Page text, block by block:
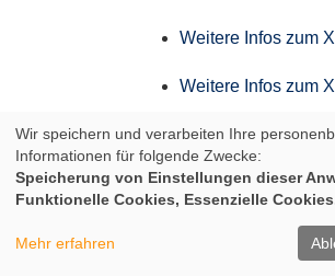
Weitere Infos zum
Weitere Infos zum
Weitere Infos zum
Weitere Infos zum
Infos zum
Wir speichern und verarbeiten Ihre
Informationen für folgende Zwecke:
Speicherung von Einstellungen dieser
Funktionelle Cookies, Essenzielle
Mehr erfahren